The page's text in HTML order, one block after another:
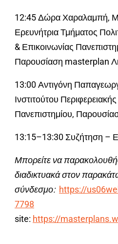
12:45 Δώρα Χαραλαμπή,
Ερευνήτρια Τμήματος
& Επικοινωνίας
Παρουσίαση masterplan
13:00 Αντιγόνη
Ινστιτούτου
Πανεπιστημίου,
13:15–13:30 Συζήτηση –
Μπορείτε να
διαδικτυακά στον
σύνδεσμο: https://
7798
site: https://